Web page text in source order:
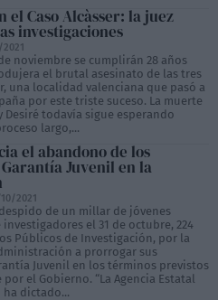
el Caso Alcàsser: la juez
investigaciones
noviembre se cumplirán 28 años
el brutal asesinato de las tres
una localidad valenciana que pasó a
por este triste suceso. La muerte
Desiré todavía sigue esperando
largo,...
el abandono de los
Juvenil en la
2021
de un millar de jóvenes
el 31 de octubre, 224
Públicos de Investigación, por la
a prorrogar sus
Juvenil en los términos previstos
el Gobierno. “La Agencia Estatal
dictado...